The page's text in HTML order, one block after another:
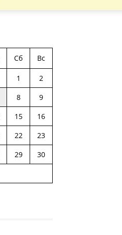
Сб Вс
1
2
8
9
15
16
22
23
29
30